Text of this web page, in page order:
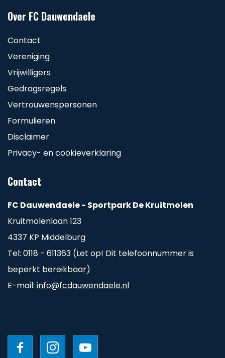
Over FC Dauwendaele
Contact
Vereniging
Vrijwilligers
Gedragsregels
Vertrouwenspersonen
Formulieren
Disclaimer
Privacy- en cookieverklaring
Contact
FC Dauwendaele - Sportpark De Kruitmolen
Kruitmolenlaan 123
4337 KP Middelburg
Tel: 0118 - 611363 (Let op! Dit telefoonnummer is
beperkt bereikbaar)
E-mail: info@fcdauwendaele.nl